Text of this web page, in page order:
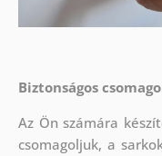
Biztonságos
Az Ön számára
csomagoljuk, a